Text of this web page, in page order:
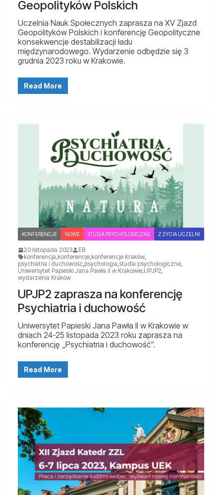
Geopolityków Polskich
Uczelnia Nauk Społecznych zaprasza na XV Zjazd
Geopolityków Polskich i konferencję Geopolityczne
konsekwencje destabilizacji ładu
międzynarodowego. Wydarzenie odbędzie się 3
grudnia 2023 roku w Krakowie.
Read More
KONFERENCJE NOWE STUDIA PSYCHOLOGICZNE Z ŻYCIA UCZELNI
20 listopada 2023
EB
konferencja,konferencje,konferencje Kraków,
psychiatria i duchowość,psychologia,studia psychologiczne,
Uniwersytet Papieski Jana Pawła II w Krakowie,UPJP2,
wydarzenia Kraków
UPJP2 zaprasza na konferencję
Psychiatria i duchowość
Uniwersytet Papieski Jana Pawła II w Krakowie w
dniach 24-25 listopada 2023 roku zaprasza na
konferencję „Psychiatria i duchowość”.
Read More